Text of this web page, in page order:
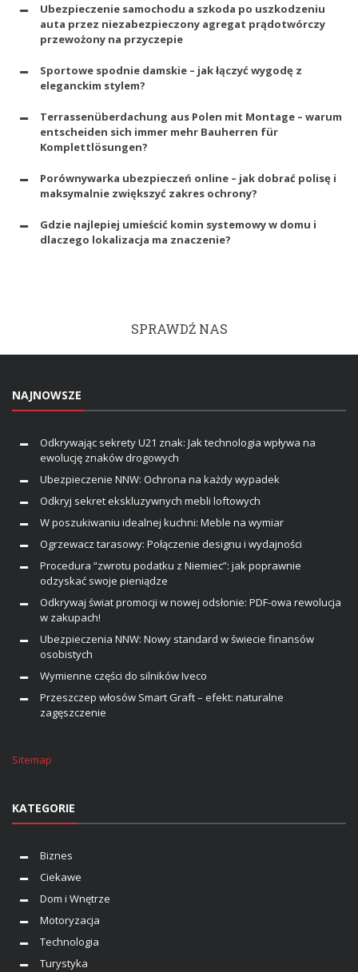
Ubezpieczenie samochodu a szkoda po uszkodzeniu
auta przez niezabezpieczony agregat prądotwórczy
przewożony na przyczepie
Sportowe spodnie damskie – jak łączyć wygodę z
eleganckim stylem?
Terrassenüberdachung aus Polen mit Montage – warum
entscheiden sich immer mehr Bauherren für
Komplettlösungen?
Porównywarka ubezpieczeń online – jak dobrać polisę i
maksymalnie zwiększyć zakres ochrony?
Gdzie najlepiej umieścić komin systemowy w domu i
dlaczego lokalizacja ma znaczenie?
SPRAWDŹ NAS
NAJNOWSZE
Odkrywając sekrety U21 znak: Jak technologia wpływa na
ewolucję znaków drogowych
Ubezpieczenie NNW: Ochrona na każdy wypadek
Odkryj sekret ekskluzywnych mebli loftowych
W poszukiwaniu idealnej kuchni: Meble na wymiar
Ogrzewacz tarasowy: Połączenie designu i wydajności
Procedura “zwrotu podatku z Niemiec”: jak poprawnie
odzyskać swoje pieniądze
Odkrywaj świat promocji w nowej odsłonie: PDF-owa rewolucja
w zakupach!
Ubezpieczenia NNW: Nowy standard w świecie finansów
osobistych
Wymienne części do silników Iveco
Przeszczep włosów Smart Graft – efekt: naturalne
zagęszczenie
Sitemap
KATEGORIE
Biznes
Ciekawe
Dom i Wnętrze
Motoryzacja
Technologia
Turystyka